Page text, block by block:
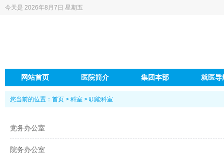
今天是 2026年8月7日 星期五
网站首页 医院简介 集团本部 就医导
您当前的位置： 首页 > 科室 > 职能科室
党务办公室
院务办公室